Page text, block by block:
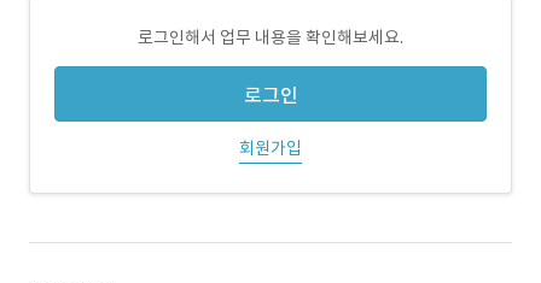
로그인해서 업무 내용을 확인해보세요.
로그인
회원가입